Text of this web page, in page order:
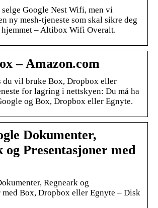
Google Nest Wifi, men vi
ny mesh-tjeneste som skal sikre deg
– Altibox Wifi Overalt.
– Amazon.com
du vil bruke Box, Dropbox eller
for lagring i nettskyen: Du må ha
og Box, Dropbox eller Egnyte.
Dokumenter,
og Presentasjoner med
Regneark og
med Box, Dropbox eller Egnyte – Disk